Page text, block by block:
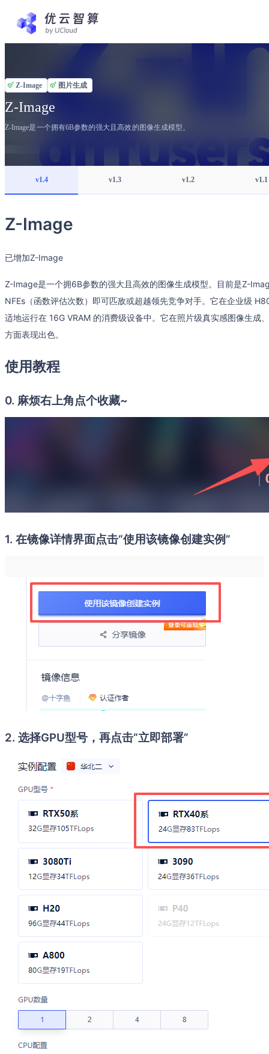
Z-Image 图片生成
Z-Image
Z-Image是一个拥有6B参数的强大且高效的图像生成模型。
v1.4 v1.3 v1.2 v1.1
Z-Image
已增加Z-Image
Z-Image是一个拥6B参数的强大且高效的图像生成模型。目前是Z-
NFEs（函数评估次数）即可匹敌或超越领先竞争对手。它在企业级
适地运行在 16G VRAM 的消费级设备中。它在照片级真实感图像生成
方面表现出色。
使用教程
0. 麻烦右上角点个收藏~
1. 在镜像详情界面点击“使用该镜像创建实例”
2. 选择GPU型号，再点击“立即部署”